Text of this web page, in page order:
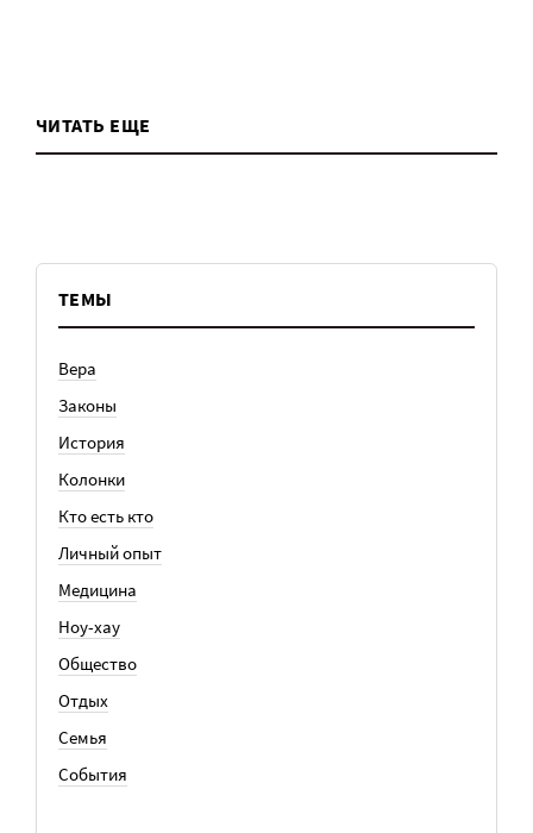
ЧИТАТЬ ЕЩЕ
ТЕМЫ
Вера
Законы
История
Колонки
Кто есть кто
Личный опыт
Медицина
Ноу-хау
Общество
Отдых
Семья
События